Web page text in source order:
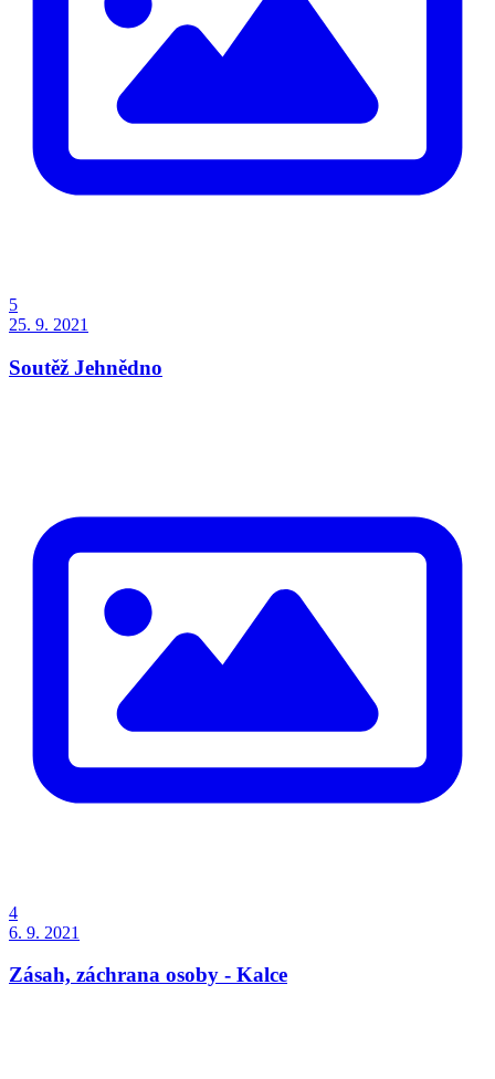
5
25. 9. 2021
Soutěž Jehnědno
4
6. 9. 2021
Zásah, záchrana osoby - Kalce